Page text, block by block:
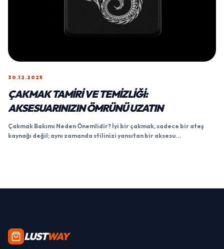
30.12.2025
ÇAKMAK TAMIRI VE TEMIZLIĞI:
AKSESUARINIZIN ÖMRÜNÜ UZATIN
Çakmak Bakımı Neden Önemlidir? İyi bir çakmak, sadece bir ateş
kaynağı değil; aynı zamanda stilinizi yansıtan bir aksesu...
LUSTWAY